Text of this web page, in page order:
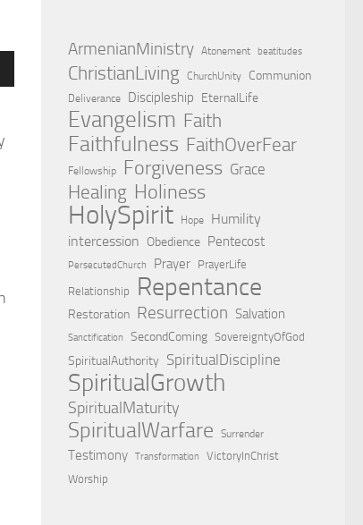
ArmenianMinistry Atonement beatitudes
ChristianLiving ChurchUnity Communion
Deliverance Discipleship EternalLife
Evangelism Faith
Faithfulness FaithOverFear
Fellowship Forgiveness Grace
Healing Holiness
HolySpirit Hope
Humility
intercession Obedience Pentecost
PersecutedChurch Prayer PrayerLife
Relationship
Repentance
Restoration Resurrection Salvation
Sanctification SecondComing SovereigntyOfGod
SpiritualAuthority SpiritualDiscipline
SpiritualGrowth
SpiritualMaturity
SpiritualWarfare Surrender
Testimony Transformation
VictoryInChrist
Worship